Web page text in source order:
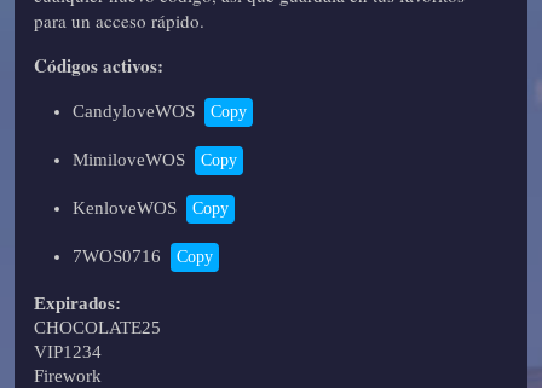
para un acceso rápido.
Códigos activos:
CandyloveWOS Copy
MimiloveWOS Copy
KenloveWOS Copy
7WOS0716 Copy
Expirados:
CHOCOLATE25
VIP1234
Firework